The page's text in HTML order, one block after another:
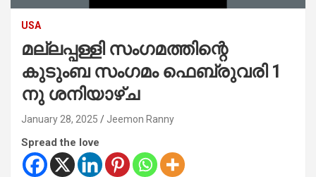
USA
മല്ലപ്പള്ളി സംഗമത്തിന്റെ
കുടുംബ സംഗമം ഫെബ്രുവരി 1
നു ശനിയാഴ്ച
January 28, 2025 Jeemon Ranny
Spread the love